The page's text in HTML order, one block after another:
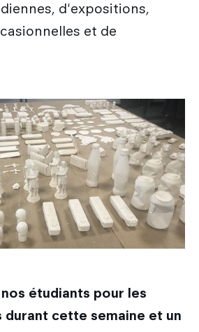
d'expositions,
et de
étudiants pour les
cette semaine et un